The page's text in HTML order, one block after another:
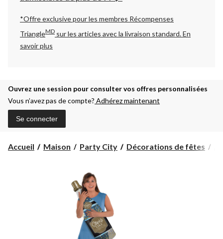
*Offre exclusive pour les membres Récompenses
TriangleMD sur les articles avec la livraison standard.En
savoir plus
Ouvrez une session pour consulter vos offres personnalisées
Vous n’avez pas de compte? Adhérez maintenant
Se connecter
Accueil Maison Party City Décorations de fêtes